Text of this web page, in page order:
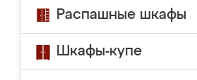
Распашные шкафы
Шкафы-купе